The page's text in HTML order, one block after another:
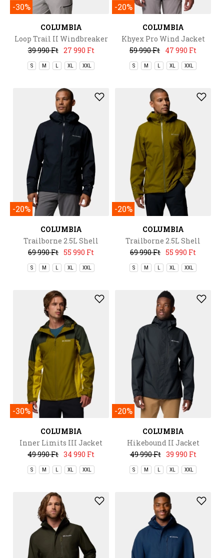
-30%
COLUMBIA
Loop Trail II Windbreaker
39 990 Ft 27 990 Ft
S M XL XXL
-20%
COLUMBIA
Khyex Pro Wind Jacket
59 990 Ft 47 990 Ft
S M XL XXL
-20%
COLUMBIA
Trailborne 2.5L Shell
69 990 Ft 55 990 Ft
S M XL XXL
-20%
COLUMBIA
Trailborne 2.5L Shell
69 990 Ft 55 990 Ft
S M XL XXL
-30%
COLUMBIA
Inner Limits III Jacket
49 990 Ft 34 990 Ft
S M XL XXL
-20%
COLUMBIA
Hikebound II Jacket
49 990 Ft 39 990 Ft
S M XL XXL